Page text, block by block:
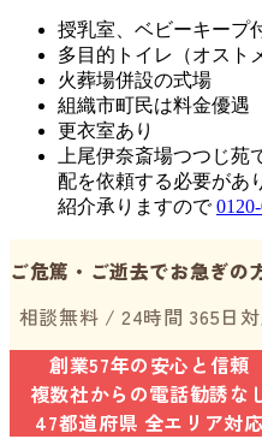
授乳室、ベビーキープ
多目的トイレ（オスト
火葬場併設の式場
組織市町民は料金優遇
更衣室あり
上尾伊奈斎場つつじ苑
配を依頼する必要があ
紹介承りますので
ご危篤・ご逝去でお急ぎの
相談無料 / 24時間 365日
創業57年の安心と信頼
複数社からの電話勧誘な
47都道府県 全エリア対応